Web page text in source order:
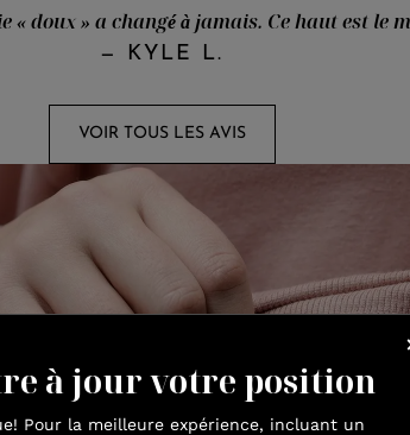
à jour votre position
Pour la meilleure expérience, incluant un
« doux » a changé à jamais. Ce haut est le
— KYLE L.
VOIR TOUS LES AVIS